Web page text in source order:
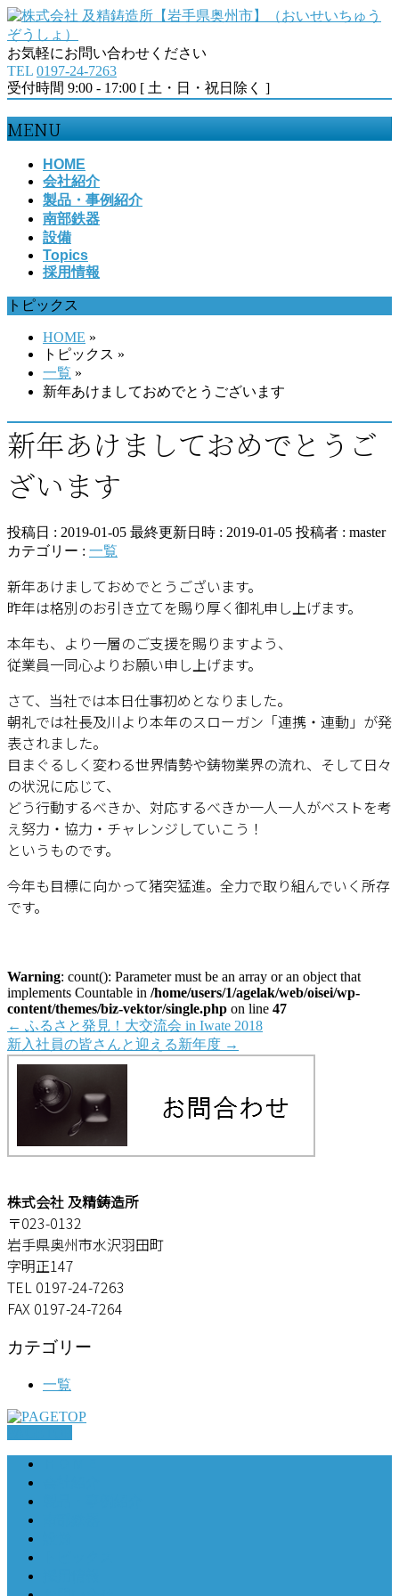
お気軽にお問い合わせください
TEL 0197-24-7263
受付時間 9:00 - 17:00 [ 土・日・祝日除く ]
MENU
す
HOME
会社紹介
製品・事例紹介
南部鉄器
設備
Topics
採用情報
トピックス
HOME »
トピックス »
一覧 »
新年あけましておめでとうございます
新年あけましておめでとうご
ざいます
投稿日 : 2019-01-05 最終更新日時 : 2019-01-05 投稿者 : master
カテゴリー : 一覧
新年あけましておめでとうございます。
昨年は格別のお引き立てを賜り厚く御礼申し上げます。
本年も、より一層のご支援を賜りますよう、
従業員一同心よりお願い申し上げます。
さて、当社では本日仕事初めとなりました。
朝礼では社長及川より本年のスローガン「連携・連動」が発
表されました。
目まぐるしく変わる世界情勢や鋳物業界の流れ、そして日々
の状況に応じて、
どう行動するべきか、対応するべきか一人一人がベストを考
え努力・協力・チャレンジしていこう！
というものです。
今年も目標に向かって猪突猛進。全力で取り組んでいく所存
です。
Warning: count(): Parameter must be an array or an object that
implements Countable in /home/users/1/agelak/web/oisei/wp-
content/themes/biz-vektor/single.php on line 47
← ふるさと発見！大交流会 in Iwate 2018
新入社員の皆さんと迎える新年度 →
株式会社 及精鋳造所
〒023-0132
岩手県奥州市水沢羽田町
字明正147
TEL 0197-24-7263
FAX 0197-24-7264
カテゴリー
一覧